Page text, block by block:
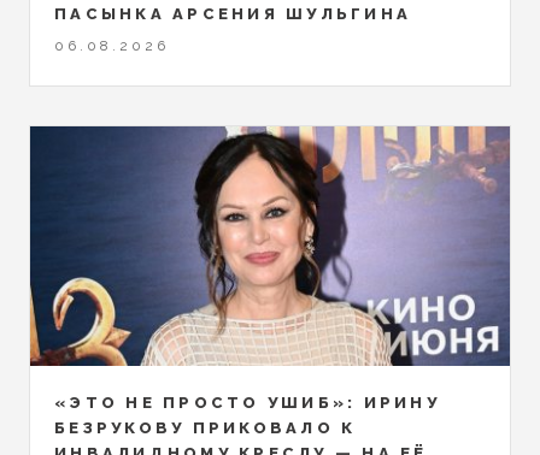
ПАСЫНКА АРСЕНИЯ ШУЛЬГИНА
06.08.2026
«ЭТО НЕ ПРОСТО УШИБ»: ИРИНУ
БЕЗРУКОВУ ПРИКОВАЛО К